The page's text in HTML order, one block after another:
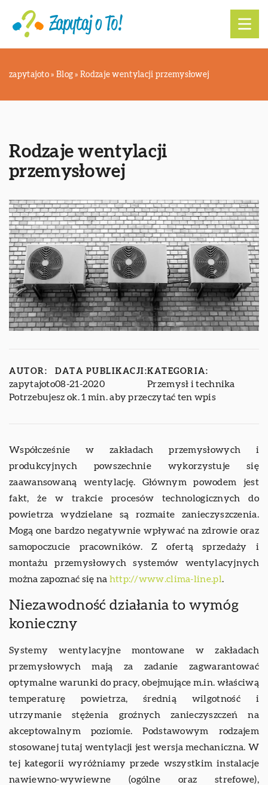
zapytajoto » Blog »Rodzaje wentylacji przemysłowej
Rodzaje wentylacji
przemysłowej
AUTOR:
zapytajoto
DATA PUBLIKACJI:
08-21-2020
KATEGORIA:
Przemysł i technika
Potrzebujesz ok. 1 min. aby przeczytać ten wpis
Współcześnie w zakładach przemysłowych i
produkcyjnych powszechnie wykorzystuje się
zaawansowaną wentylację. Głównym powodem jest
fakt, że w trakcie procesów technologicznych do
powietrza wydzielane są rozmaite zanieczyszczenia.
Mogą one bardzo negatywnie wpływać na zdrowie oraz
samopoczucie pracowników. Z ofertą sprzedaży i
montażu przemysłowych systemów wentylacyjnych
można zapoznać się na http://www.clima-line.pl.
Niezawodność działania to wymóg
konieczny
Systemy wentylacyjne montowane w zakładach
przemysłowych mają za zadanie zagwarantować
optymalne warunki do pracy, obejmujące m.in. właściwą
temperaturę powietrza, średnią wilgotność i
utrzymanie stężenia groźnych zanieczyszczeń na
akceptowalnym poziomie. Podstawowym rodzajem
stosowanej tutaj wentylacji jest wersja mechaniczna. W
tej kategorii wyróżniamy przede wszystkim instalacje
nawiewno-wywiewne (ogólne oraz strefowe),